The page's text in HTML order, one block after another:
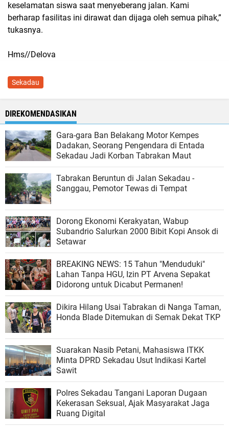
keselamatan siswa saat menyeberang jalan. Kami
berharap fasilitas ini dirawat dan dijaga oleh semua pihak,”
tukasnya.
Hms//Delova
Sekadau
DIREKOMENDASIKAN
Gara-gara Ban Belakang Motor Kempes
Dadakan, Seorang Pengendara di Entada
Sekadau Jadi Korban Tabrakan Maut
Tabrakan Beruntun di Jalan Sekadau -
Sanggau, Pemotor Tewas di Tempat
Dorong Ekonomi Kerakyatan, Wabup
Subandrio Salurkan 2000 Bibit Kopi Ansok di
Setawar
BREAKING NEWS: 15 Tahun "Menduduki"
Lahan Tanpa HGU, Izin PT Arvena Sepakat
Didorong untuk Dicabut Permanen!
Dikira Hilang Usai Tabrakan di Nanga Taman,
Honda Blade Ditemukan di Semak Dekat TKP
​Suarakan Nasib Petani, Mahasiswa ITKK
Minta DPRD Sekadau Usut Indikasi Kartel
Sawit
Polres Sekadau Tangani Laporan Dugaan
Kekerasan Seksual, Ajak Masyarakat Jaga
Ruang Digital